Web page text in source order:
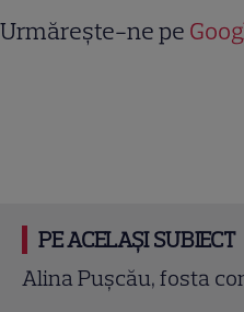
Urmărește-ne pe
PE ACELAȘI SUBIECT
Carmen Tănase a